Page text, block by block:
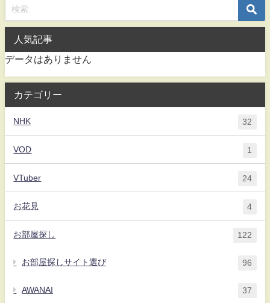
人気記事
データはありません
カテゴリー
NHK 32
VOD 1
VTuber 24
お花見 4
お部屋探し 122
お部屋探しサイト選び 96
AWANAI 37